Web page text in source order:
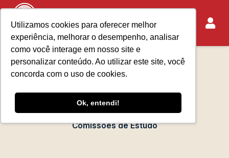
Utilizamos cookies para oferecer melhor
experiência, melhorar o desempenho, analisar
como você interage em nosso site e
personalizar conteúdo. Ao utilizar este site, você
concorda com o uso de cookies.
Ok, entendi!
Sobre o IASP
Requisitos de Associação
Escola Paulista de Advocacia
Acontece no IASP
Eventos
Comissões de Estudo